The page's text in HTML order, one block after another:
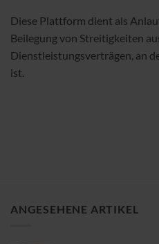
Diese Plattform dient als
Beilegung von Streitigkeiten
Dienstleistungsverträgen, an
ist.
ANGESEHENE ARTIKEL